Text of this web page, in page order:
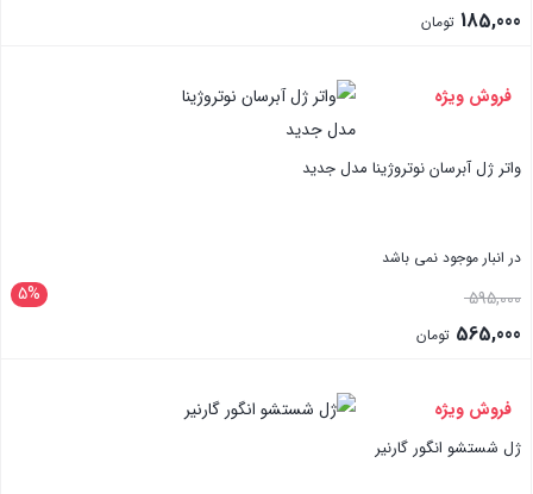
اصلی:
بود.
185,000 تومان
فعلی:
فروش ویژه
واتر ژل آبرسان نوتروژینا مدل جدید
در انبار موجود نمی باشد
5% 595,000قیمت
اصلی:
بود.
565,000 تومان
فعلی:
565,000 تومان.
فروش ویژه
ژل شستشو انگور گارنیر